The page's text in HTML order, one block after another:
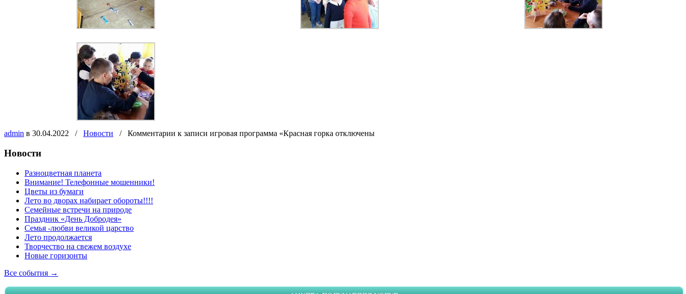
admin в 30.04.2022 / Новости / Комментарии к записи игровая программа «Красная горка отключены
Новости
Разноцветная планета
Внимание! Телефонные мошенники!
Цветы из бумаги
Лето во дворах набирает обороты!!!!
Семейные встречи на природе
Праздник «День Добродея»
Семья -любви великой царство
Лето продолжается
Творчество на свежем воздухе
Новые горизонты
Все события →